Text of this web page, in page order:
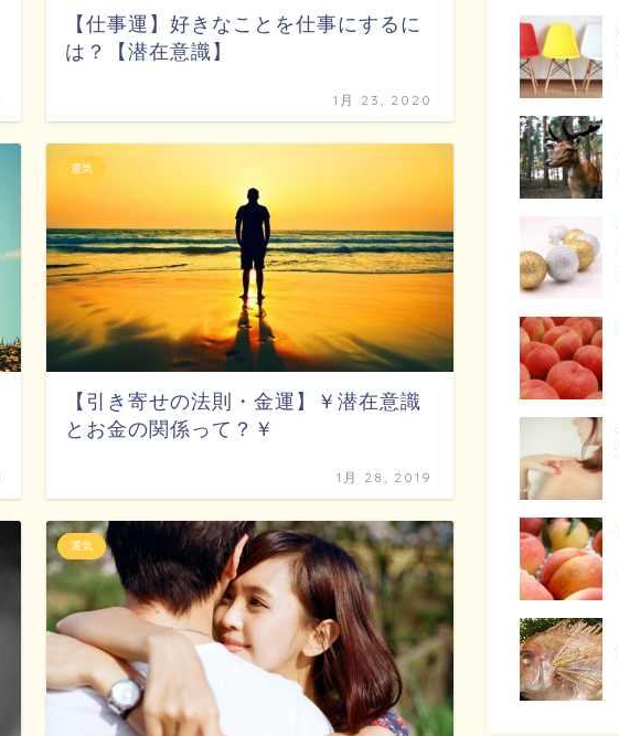
【仕事運】好きなことを仕事にするに
は？【潜在意識】
1月 23, 2020
運気
【引き寄せの法則・金運】￥潜在意識
とお金の関係って？￥
1月 28, 2019
運気